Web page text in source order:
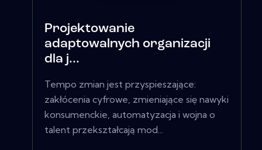
Projektowanie
adaptowalnych organizacji
dla j...
Tempo zmian jest przyspieszające:
zakłócenia cyfrowe, zmieniające się nawyki
konsumenckie, automatyzacja i wojna o
talent przekształcają mod...